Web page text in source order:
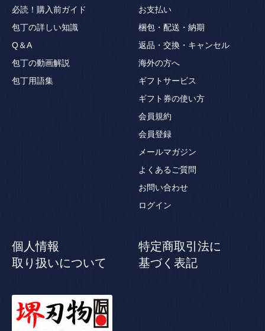
必読！購入前ガイド
包丁の詳しい知識
Q＆A
包丁の動画解説
包丁用語集
お支払い
梱包・配送・納期
返品・交換・キャンセル
海外の方へ
ギフトサービス
ギフト券の使い方
会員規約
会員登録
メールマガジン
よくあるご質問
お問い合わせ
ログイン
個人情報
取り扱いについて
特定商取引法に
基づく表記